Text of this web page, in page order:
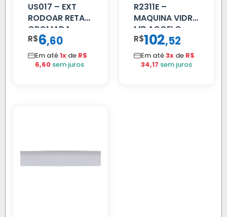
US017 – EXT
RODOAR RETA
CROMADA
R$6,60
Em até1x de R$
6,60 sem juros
R2311E –
MAQUINA VIDRO
MB ACCELO
2002 ATE 2011
S/MOTOR LE
R$102,52
Em até3x de R$
34,17 sem juros